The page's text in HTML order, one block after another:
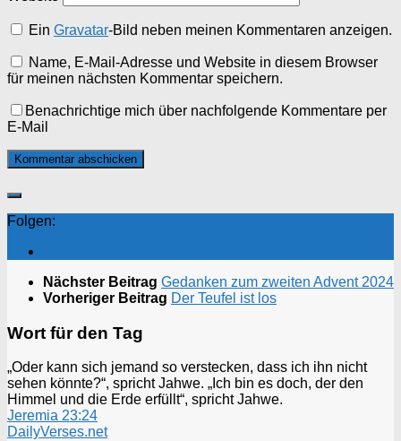
EinGravatar-Bild neben meinen Kommentaren anzeigen.
Name, E-Mail-Adresse und Website in diesem Browser
für meinen nächsten Kommentar speichern.
Benachrichtige mich über nachfolgende Kommentare per
E-Mail
Folgen:
Nächster Beitrag Gedanken zum zweiten Advent 2024
Vorheriger Beitrag Der Teufel ist los
Wort für den Tag
„Oder kann sich jemand so verstecken, dass ich ihn nicht
sehen könnte?“, spricht Jahwe. „Ich bin es doch, der den
Himmel und die Erde erfüllt“, spricht Jahwe.
Jeremia 23:24
DailyVerses.net